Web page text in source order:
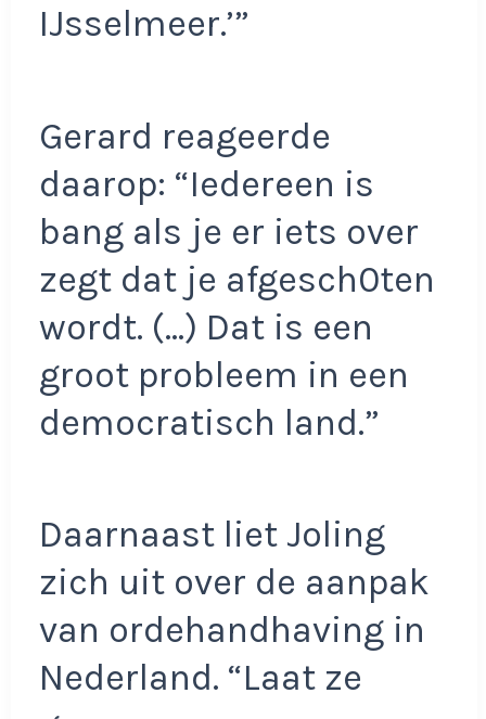
IJsselmeer.’”
Gerard reageerde
daarop: “Iedereen is
bang als je er iets over
zegt dat je afgesch0ten
wordt. (…) Dat is een
groot probleem in een
democratisch land.”
Daarnaast liet Joling
zich uit over de aanpak
van ordehandhaving in
Nederland. “Laat ze